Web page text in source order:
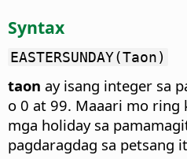
Syntax
EASTERSUNDAY(Taon)
taon ay isang integer sa
o 0 at 99. Maaari mo ring
mga holiday sa
pagdaragdag sa petsang